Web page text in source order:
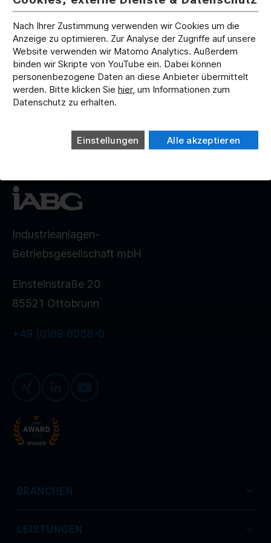
Datenschutzbestimmungen.
Inhalt anzeigen
Industrieanlagen-
Betriebsgesellschaft mbH
Einsteinstraße 20
85521 Ottobrunn
+49 (0)89 6088-0
BRANCHEN
LEISTUNGEN
Nach Ihrer Zustimmung verwenden wir Cookies um die
Anzeige zu optimieren. Zur Analyse der Zugriffe auf unsere
Website verwenden wir Matomo Analytics. Außerdem
binden wir Skripte von YouTube ein. Dabei können
personenbezogene Daten an diese Anbieter übermittelt
werden. Bitte klicken Sie hier, um Informationen zum
Datenschutz zu erhalten.
Einstellungen Alle akzeptieren